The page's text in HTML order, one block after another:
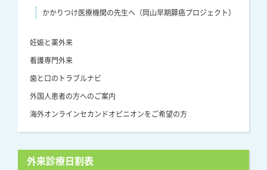
かかりつけ医療機関の先生へ（岡山早期膵癌プロジェクト）
妊娠と薬外来
看護専門外来
歯と口のトラブルナビ
外国人患者の方へのご案内
海外オンラインセカンドオピニオンをご希望の方
外来診療日割表